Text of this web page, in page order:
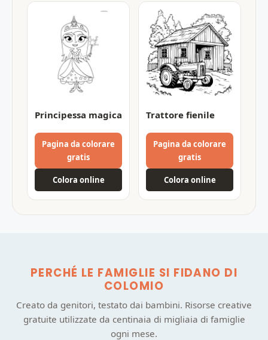
Principessa magica
Pagina da colorare
gratis
Colora online
Trattore fienile
Pagina da colorare
gratis
Colora online
PERCHÉ LE FAMIGLIE SI FIDANO DI
COLOMIO
Creato da genitori, testato dai bambini. Risorse creative
gratuite utilizzate da centinaia di migliaia di famiglie
ogni mese.